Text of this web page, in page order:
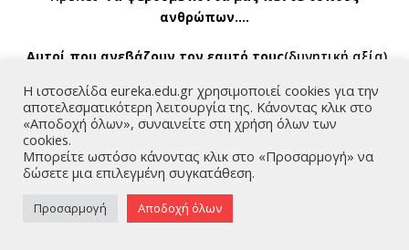
ανθρώπων….
Αυτοί που ανεβάζουν τον εαυτό τους(δυνητική αξία)
Αυτούς που ανεβάζουν το ηθικό στον οργανισμό
(θετική αξία)
Αυτοί που ανεβάζουν τον ηγέτη
(προσωπική αξία)
Αυτοί που ανεβάζουν τους άλλους(παραγωγική αξία)
Αυτοί που ανεβάζουν άλλους που ανεβάζουν άλλους
(αποδεδειγμένη αξία)
Η ιστοσελίδα eureka.edu.gr χρησιμοποιεί cookies για την
αποτελεσματικότερη λειτουργία της. Κάνοντας κλικ στο
«Αποδοχή όλων», συναινείτε στη χρήση όλων των
cookies.
Μπορείτε ωστόσο κάνοντας κλικ στο «Προσαρμογή» να
δώσετε μια επιλεγμένη συγκατάθεση.
Προσαρμογή Αποδοχή όλων